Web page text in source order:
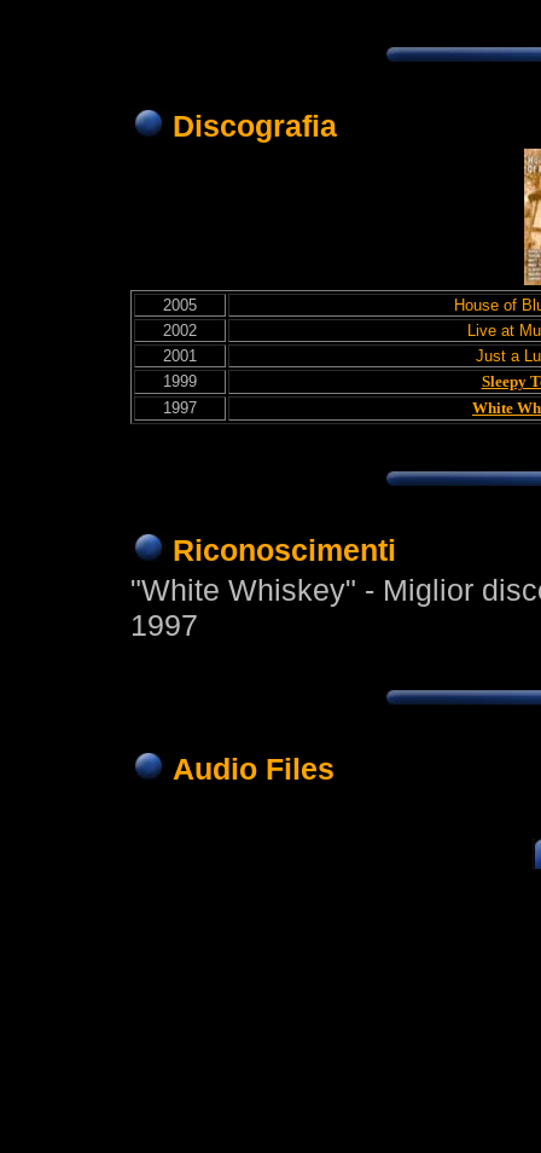
Discografia
2005
House of
2002
Live at
2001
Just a
1999
Sleepy
1997
White
Riconoscimenti
"White Whiskey" - Miglior
1997
Audio Files